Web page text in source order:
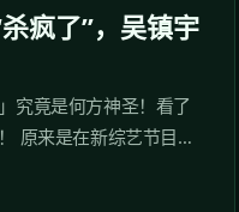
疯了”，吴镇宇
究竟是何方神圣！看了
原来是在新综艺节目
疑惑：这个「迪幂孟